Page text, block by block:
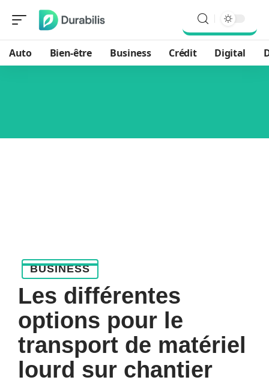
Auto Bien-être Business Crédit Digital
BUSINESS
Les différentes
options pour le
transport de matériel
lourd sur chantier